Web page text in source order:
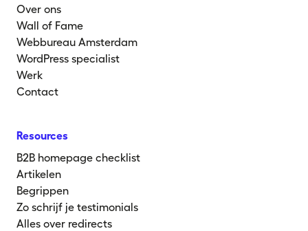
Over ons
Wall of Fame
Webbureau Amsterdam
WordPress specialist
Werk
Contact
Resources
B2B homepage checklist
Artikelen
Begrippen
Zo schrijf je testimonials
Alles over redirects